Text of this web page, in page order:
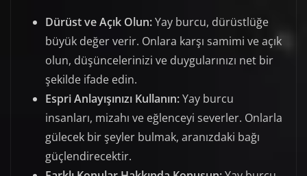
Dürüst ve Açık Olun:Yay burcu, dürüstlüğe
büyük değer verir. Onlara karşı samimi ve açık
olun, düşüncelerinizi ve duygularınızı net bir
şekilde ifade edin.
Espri Anlayışınızı Kullanın:Yay burcu
insanları, mizahı ve eğlenceyi severler. Onlarla
gülecek bir şeyler bulmak, aranızdaki bağı
güçlendirecektir.